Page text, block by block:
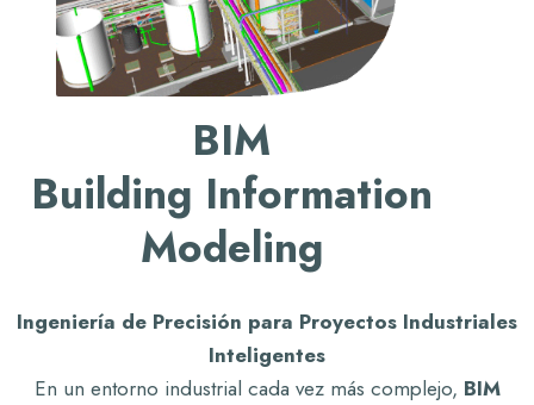
BIM
Building Information
Modeling
Ingeniería de Precisión para Proyectos Industriales
Inteligentes
En un entorno industrial cada vez más complejo, BIM